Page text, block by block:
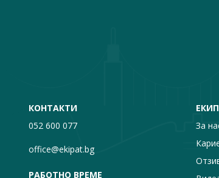
КОНТАКТИ
052 600 077
office@ekipat.bg
РАБОТНО ВРЕМЕ
За